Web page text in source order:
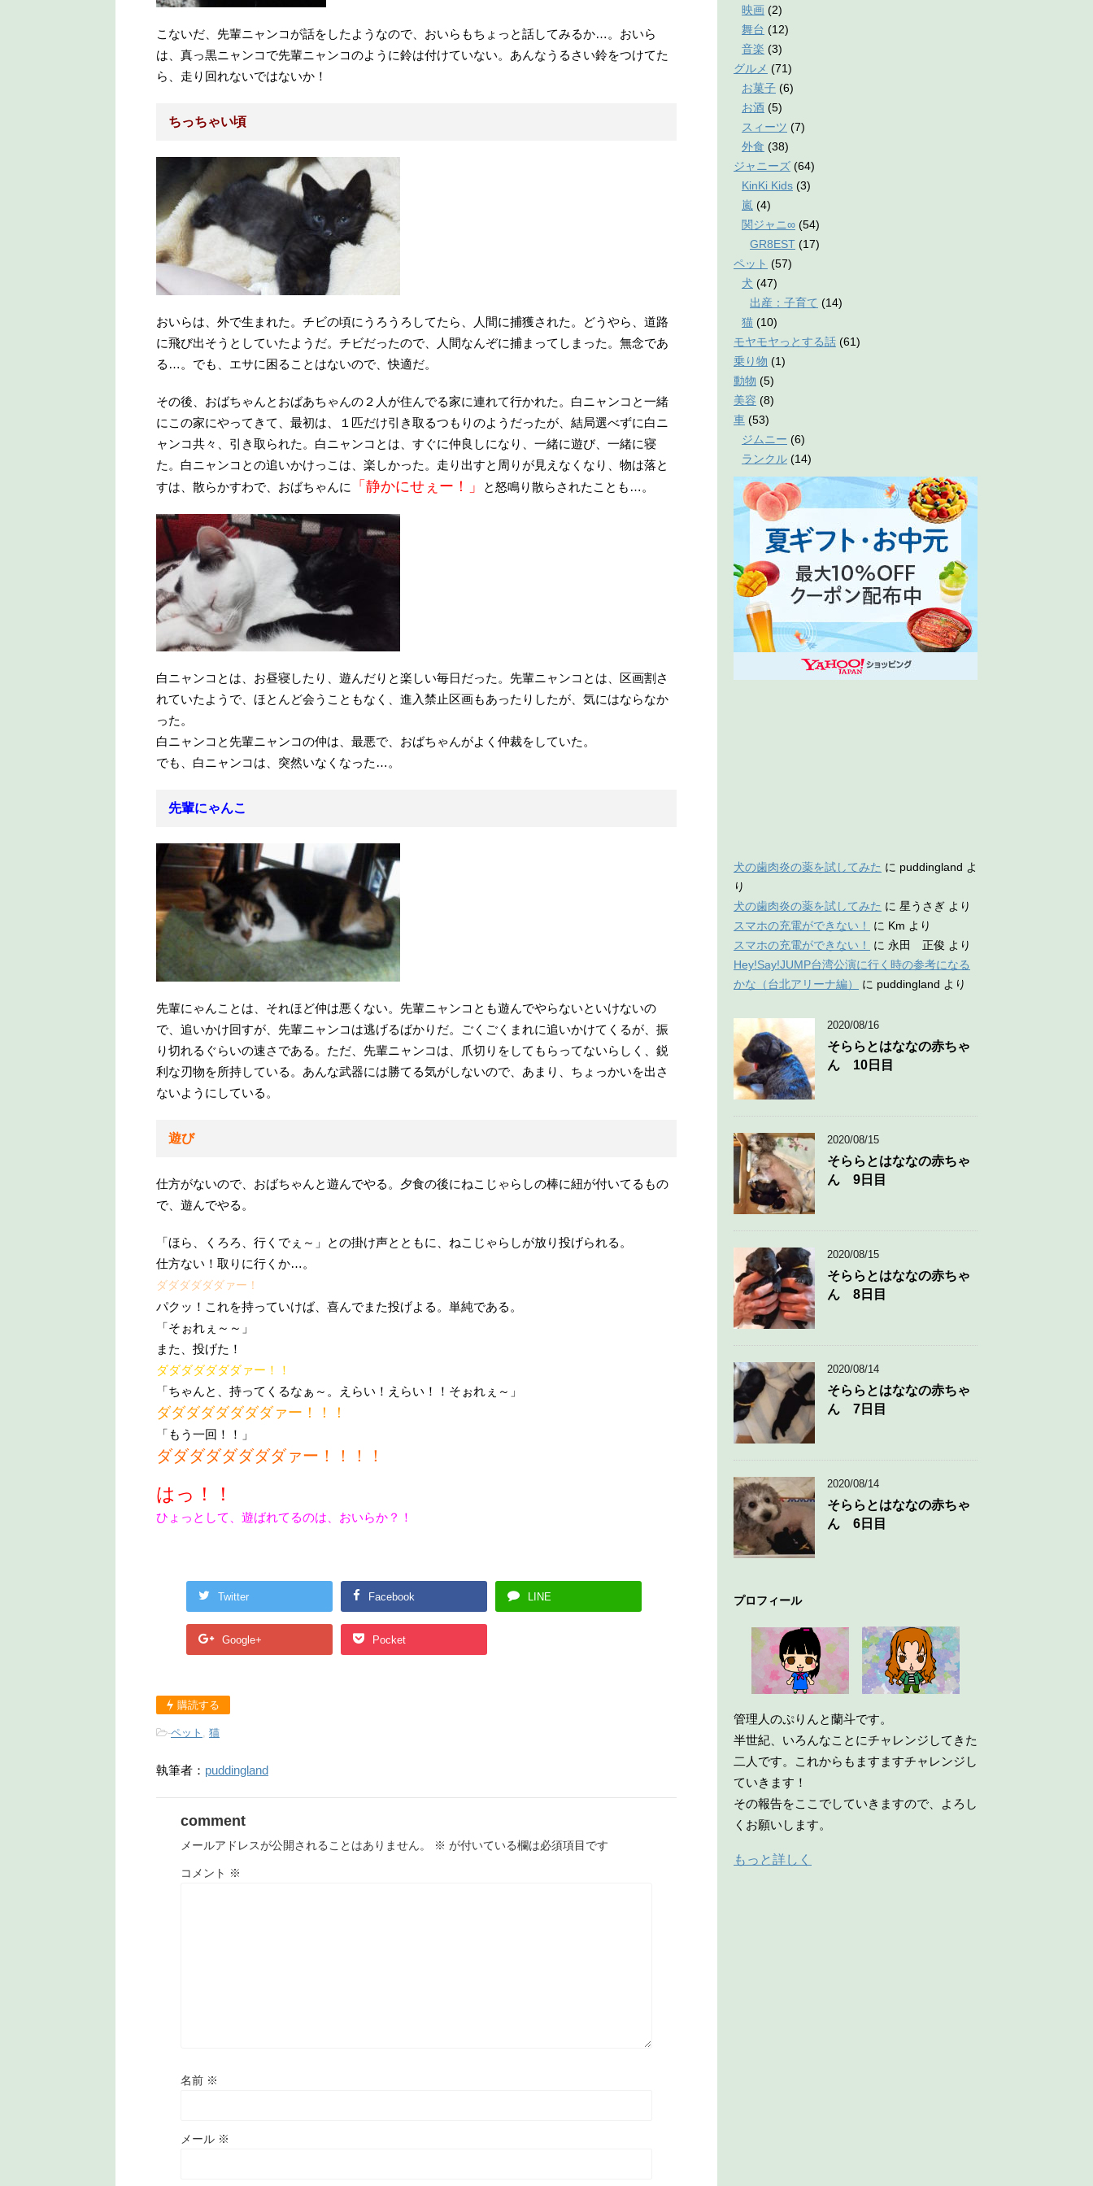
こないだ、先輩ニャンコが話をしたようなので、おいらもちょっと話してみるか…。おいら
は、真っ黒ニャンコで先輩ニャンコのように鈴は付けていない。あんなうるさい鈴をつけてた
ら、走り回れないではないか！
ちっちゃい頃
おいらは、外で生まれた。チビの頃にうろうろしてたら、人間に捕獲された。どうやら、道路
に飛び出そうとしていたようだ。チビだったので、人間なんぞに捕まってしまった。無念であ
る…。でも、エサに困ることはないので、快適だ。
その後、おばちゃんとおばあちゃんの２人が住んでる家に連れて行かれた。白ニャンコと一緒
にこの家にやってきて、最初は、１匹だけ引き取るつもりのようだったが、結局選べずに白ニ
ャンコ共々、引き取られた。白ニャンコとは、すぐに仲良しになり、一緒に遊び、一緒に寝
た。白ニャンコとの追いかけっこは、楽しかった。走り出すと周りが見えなくなり、物は落と
すは、散らかすわで、おばちゃんに
「静かにせぇー！」 と怒鳴り散らされたことも…。
白ニャンコとは、お昼寝したり、遊んだりと楽しい毎日だった。先輩ニャンコとは、区画割さ
れていたようで、ほとんど会うこともなく、進入禁止区画もあったりしたが、気にはならなか
った。
白ニャンコと先輩ニャンコの仲は、最悪で、おばちゃんがよく仲裁をしていた。
でも、白ニャンコは、突然いなくなった…。
先輩にゃんこ
先輩にゃんことは、それほど仲は悪くない。先輩ニャンコとも遊んでやらないといけないの
で、追いかけ回すが、先輩ニャンコは逃げるばかりだ。ごくごくまれに追いかけてくるが、振
り切れるぐらいの速さである。ただ、先輩ニャンコは、爪切りをしてもらってないらしく、鋭
利な刃物を所持している。あんな武器には勝てる気がしないので、あまり、ちょっかいを出さ
ないようにしている。
遊び
仕方がないので、おばちゃんと遊んでやる。夕食の後にねこじゃらしの棒に紐が付いてるもの
で、遊んでやる。
「ほら、くろろ、行くでぇ～」との掛け声とともに、ねこじゃらしが放り投げられる。
仕方ない！取りに行くか…。
ダダダダダダァー！
パクッ！これを持っていけば、喜んでまた投げよる。単純である。
「そぉれぇ～～」
また、投げた！
ダダダダダダダァー！！
「ちゃんと、持ってくるなぁ～。えらい！えらい！！そぉれぇ～」
ダダダダダダダダァー！！！
「もう一回！！」
ダダダダダダダダァー！！！！
はっ！！
ひょっとして、遊ばれてるのは、おいらか？！
Twitter Facebook LINE
Google+ Pocket
購読する
-ペット , 猫
執筆者： puddingland
comment
メールアドレスが公開されることはありません。 ※ が付いている欄は必須項目です
コメント ※
名前 ※
メール ※
映画 (2)
舞台 (12)
音楽 (3)
グルメ (71)
お菓子 (6)
お酒 (5)
スィーツ (7)
外食 (38)
ジャニーズ (64)
KinKi Kids (3)
嵐 (4)
関ジャニ∞ (54)
GR8EST (17)
ペット (57)
犬 (47)
出産：子育て (14)
猫 (10)
モヤモヤっとする話 (61)
乗り物 (1)
動物 (5)
美容 (8)
車 (53)
ジムニー (6)
ランクル (14)
犬の歯肉炎の薬を試してみた に puddingland よ
り
犬の歯肉炎の薬を試してみた に 星うさぎ より
スマホの充電ができない！
に Km より
スマホの充電ができない！
に 永田 正俊 より
Hey!Say!JUMP台湾公演に行く時の参考になる
かな（台北アリーナ編）
に puddingland より
2020/08/16
そららとはななの赤ちゃ
ん 10日目
2020/08/15
そららとはななの赤ちゃ
ん 9日目
2020/08/15
そららとはななの赤ちゃ
ん 8日目
2020/08/14
そららとはななの赤ちゃ
ん 7日目
2020/08/14
そららとはななの赤ちゃ
ん 6日目
プロフィール
管理人のぷりんと蘭斗です。
半世紀、いろんなことにチャレンジしてきた
二人です。これからもますますチャレンジし
ていきます！
その報告をここでしていきますので、よろし
くお願いします。
もっと詳しく